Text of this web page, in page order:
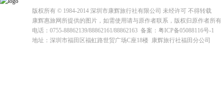
版权所有 © 1984-2014 深圳市康辉旅行社有限公司 未经许可 不得转载
康辉惠旅网所提供的图片，如需使用请与原作者联系，版权归原作者所
电话：0755-88862139/88862161/88862163 备案：粤ICP备05088116号-1
地址：深圳市福田区福虹路世贸广场C座18楼 康辉旅行社福田分公司